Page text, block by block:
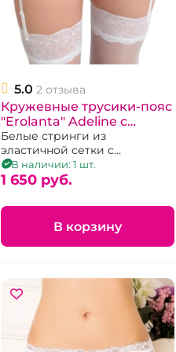
5.0 2 отзыва
Кружевные трусики-пояс
"Erolanta" Adeline с
оборками и жемчужной
нитью
Белые стринги из
эластичной сетки с
кружевными вставками и
регулируемыми пажами для
чулок, р. 46-48
В наличии: 1 шт.
1 650 pуб.
В корзину